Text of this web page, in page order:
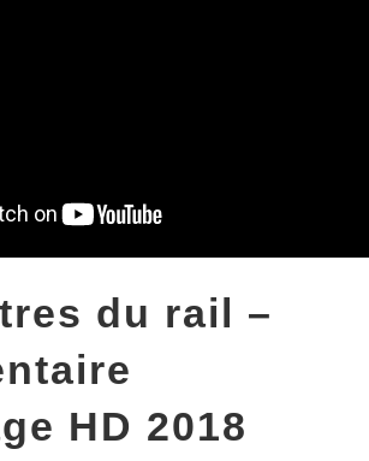
du rail –
HD 2018